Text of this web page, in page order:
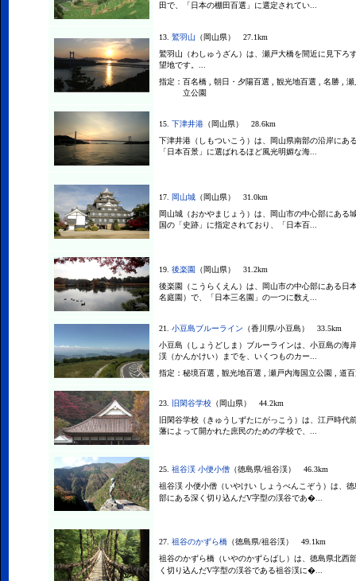
田で、「日本の棚田百選」に選定されてい...
13.鷲羽山
（岡山県） 27.1km
鷲羽山（わしゅうざん）は、瀬戸大橋を間近に見下ろ
望地です。...
指定：百名橋 , 朝日・夕陽百選 , 観光地百選 , 名勝 ,
立公園
15.下津井港 （岡山県） 28.6km
下津井港（しもついこう）は、岡山県南部の沿岸にあ
「日本百景」に選ばれるほど風光明媚な海...
17. 岡山城 （岡山県） 31.0km
岡山城（おかやまじょう）は、岡山市の中心部にある
国の「史跡」に指定されており、「日本百...
19.後楽園
（岡山県） 31.2km
後楽園（こうらくえん）は、岡山市の中心部にある日
名庭園）で、「日本三名園」の一つに数え...
21.小豆島ブルーライン
（香川県/小豆島） 33.5km
小豆島（しょうどしま）ブルーラインは、小豆島の海
渓（かんかけい）までを、いくつものカー...
指定：秘境百選 , 観光地百選 , 瀬戸内海国立公園 , 道
23. 旧閑谷学校 （岡山県） 44.2km
旧閑谷学校（きゅうしずたにがっこう）は、江戸時代
藩によって開かれた庶民のための学校で、...
25.祖谷渓 小便小僧 （徳島県/祖谷渓） 46.3km
祖谷渓 小便小僧（いやけい しょうべんこぞう）は、
部にある深く切り込んだV字型の渓谷であ�...
27.祖谷のかずら橋 （徳島県/祖谷渓） 49.1km
祖谷のかずら橋（いやのかずらばし）は、徳島県北西
く切り込んだV字型の渓谷である祖谷渓に�...